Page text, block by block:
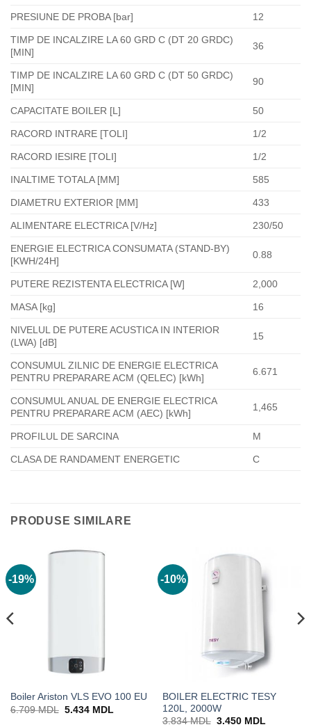
PRESIUNE DE PROBA [bar] 12
TIMP DE INCALZIRE LA 60 GRD C (DT 20 GRDC)
[MIN]
36
TIMP DE INCALZIRE LA 60 GRD C (DT 50 GRDC)
[MIN]
90
CAPACITATE BOILER [L] 50
RACORD INTRARE [TOLI] 1/2
RACORD IESIRE [TOLI] 1/2
INALTIME TOTALA [MM] 585
DIAMETRU EXTERIOR [MM] 433
ALIMENTARE ELECTRICA [V/Hz] 230/50
ENERGIE ELECTRICA CONSUMATA (STAND-BY)
[KWH/24H]
0.88
PUTERE REZISTENTA ELECTRICA [W] 2,000
MASA [kg] 16
NIVELUL DE PUTERE ACUSTICA IN INTERIOR
(LWA) [dB]
15
CONSUMUL ZILNIC DE ENERGIE ELECTRICA
PENTRU PREPARARE ACM (QELEC) [kWh]
6.671
CONSUMUL ANUAL DE ENERGIE ELECTRICA
PENTRU PREPARARE ACM (AEC) [kWh]
1,465
PROFILUL DE SARCINA M
CLASA DE RANDAMENT ENERGETIC C
PRODUSE SIMILARE
-19%
Boiler Ariston VLS EVO 100 EU
6.709MDL Prețul
5.434 MDL
-10%
BOILER ELECTRIC TESY
120L, 2000W
3.834MDL Prețul
3.450 MDL